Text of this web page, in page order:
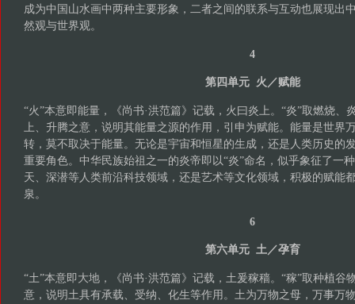
成为中国山水画中两种主要形象，二者之间的联系与互动也展现出
然观与世界观。
4
第四单元 火／赋能
“火”本意即能量，《尚书·洪范篇》记载，火曰炎上。“炎”取燃烧、
上、升腾之意，说明其能量之源的作用，引申为赋能。能量是世界
转，莫不取决于能量。无论是宇宙和恒星的生成，还是人类历史的
重要角色。中华民族始祖之一的炎帝即以“炎”命名，似乎象征了一
天、深潜等人类前沿科技领域，还是艺术等文化领域，积极的赋能
泉。
6
第六单元 土／孕育
“土”本意即大地，《尚书·洪范篇》记载，土爰稼穑。“稼”取种植谷
意，说明土具有承载、受纳、化生等作用。土为万物之母，万事万